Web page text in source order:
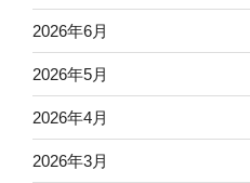
2026年6月
2026年5月
2026年4月
2026年3月